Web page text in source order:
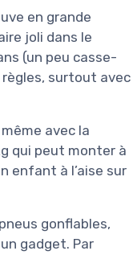
en grande
joli dans le
(un peu casse-
règles, surtout avec
avec la
qui peut monter à
enfant à l’aise sur
gonflables,
gadget. Par